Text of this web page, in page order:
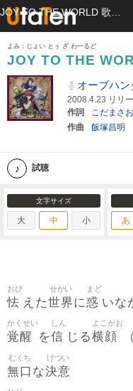
よみ：じょい とぅ ざ わーるど
JOY TO THE
オーブハン
2008.4.23 リリ
作詞
こだまさ
作曲
飯塚昌明
試聴
文字サイズ
大 中 小 あ
怯
おび
えた世界
せかい
に惑
まど
いな
覚醒
かくせい
を信
しん
じる横顔
よこがお
（
無口
むくち
な決意
けつい